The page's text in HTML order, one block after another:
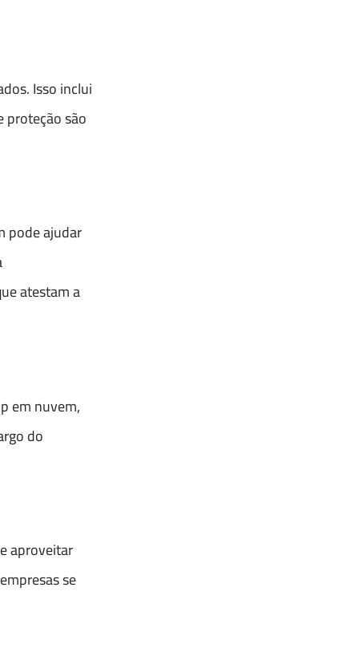
Isso inclui
proteção são
pode ajudar
atestam a
em nuvem,
do
aproveitar
se